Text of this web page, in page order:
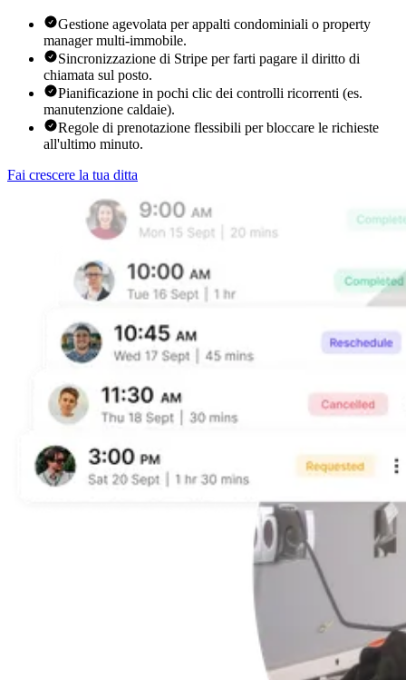
Gestione agevolata per appalti condominiali o property
manager multi-immobile.
Sincronizzazione di Stripe per farti pagare il diritto di
chiamata sul posto.
Pianificazione in pochi clic dei controlli ricorrenti (es.
manutenzione caldaie).
Regole di prenotazione flessibili per bloccare le richieste
all'ultimo minuto.
Fai crescere la tua ditta